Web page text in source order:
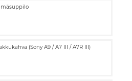
(Sony A9 / A7 III / A7R III)